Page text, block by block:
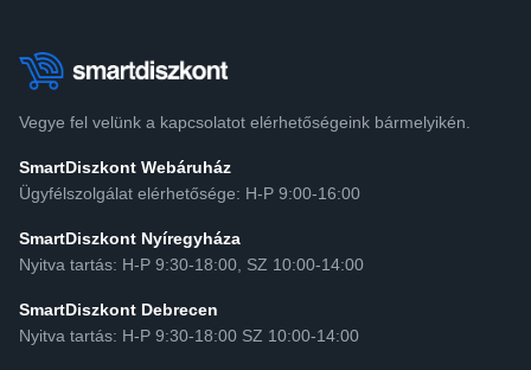
Vegye fel velünk a kapcsolatot elérhetőségeink bármelyikén.
SmartDiszkont Webáruház
Ügyfélszolgálat elérhetősége: H-P 9:00-16:00
SmartDiszkont Nyíregyháza
Nyitva tartás: H-P 9:30-18:00, SZ 10:00-14:00
SmartDiszkont Debrecen
Nyitva tartás: H-P 9:30-18:00 SZ 10:00-14:00